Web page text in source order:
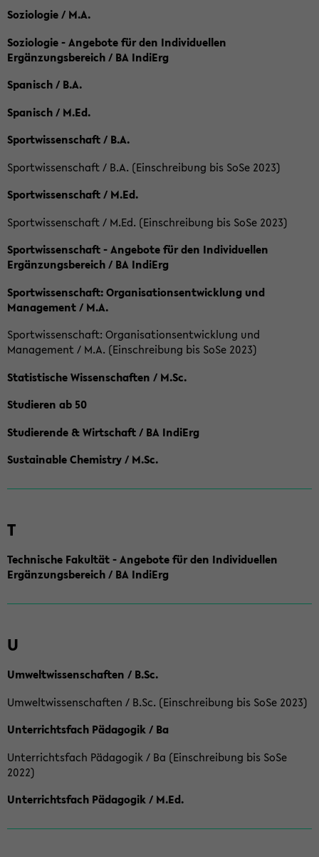
Soziologie / M.A.
Soziologie - Angebote für den Individuellen
Ergänzungsbereich / BA IndiErg
Spanisch / B.A.
Spanisch / M.Ed.
Sportwissenschaft / B.A.
Sportwissenschaft / B.A. (Einschreibung bis SoSe 2023)
Sportwissenschaft / M.Ed.
Sportwissenschaft / M.Ed. (Einschreibung bis SoSe 2023)
Sportwissenschaft - Angebote für den Individuellen
Ergänzungsbereich / BA IndiErg
Sportwissenschaft: Organisationsentwicklung und
Management / M.A.
Sportwissenschaft: Organisationsentwicklung und
Management / M.A. (Einschreibung bis SoSe 2023)
Statistische Wissenschaften / M.Sc.
Studieren ab 50
Studierende & Wirtschaft / BA IndiErg
Sustainable Chemistry / M.Sc.
T
Technische Fakultät - Angebote für den Individuellen
Ergänzungsbereich / BA IndiErg
U
Umweltwissenschaften / B.Sc.
Umweltwissenschaften / B.Sc. (Einschreibung bis SoSe 2023)
Unterrichtsfach Pädagogik / Ba
Unterrichtsfach Pädagogik / Ba (Einschreibung bis SoSe
2022)
Unterrichtsfach Pädagogik / M.Ed.